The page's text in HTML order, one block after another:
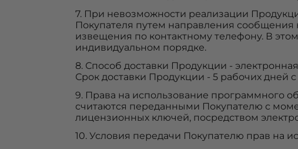
7. При невозможности реализации
Покупателя путем направления сообщения
извещения по контактному телефону. В
индивидуальном порядке.
8. Способ доставки Продукции -
Срок доставки Продукции - 5 рабочих дней
9. Права на использование программного
считаются переданными Покупателю с
лицензионных ключей, посредством
10. Условия передачи Покупателю прав на